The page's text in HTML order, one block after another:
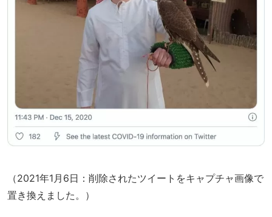
（2021年1月6日：削除されたツイートをキャプチャ画像で
置き換えました。）